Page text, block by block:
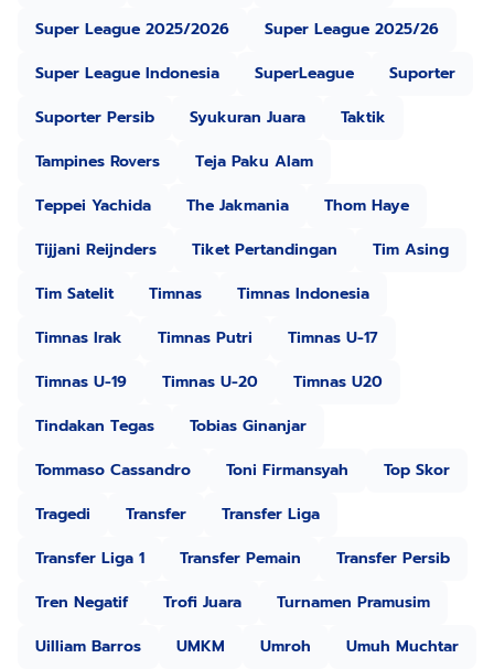
Super League 2025/2026
Super League 2025/26
Super League Indonesia
SuperLeague
Suporter
Suporter Persib
Syukuran Juara
Taktik
Tampines Rovers
Teja Paku Alam
Teppei Yachida
The Jakmania
Thom Haye
Tijjani Reijnders
Tiket Pertandingan
Tim Asing
Tim Satelit
Timnas
Timnas Indonesia
Timnas Irak
Timnas Putri
Timnas U-17
Timnas U-19
Timnas U-20
Timnas U20
Tindakan Tegas
Tobias Ginanjar
Tommaso Cassandro
Toni Firmansyah
Top Skor
Tragedi
Transfer
Transfer Liga
Transfer Liga 1
Transfer Pemain
Transfer Persib
Tren Negatif
Trofi Juara
Turnamen Pramusim
Uilliam Barros
UMKM Umroh
Umuh Muchtar